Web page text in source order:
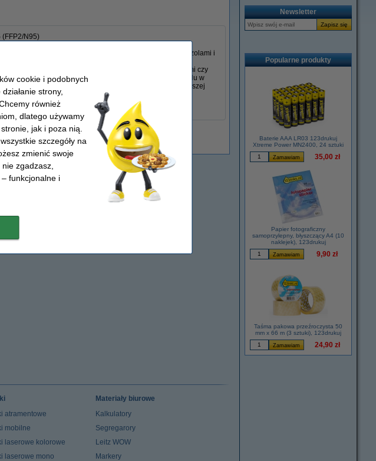
N95)
przed patogenami, wirusami, kurzem, wodnymi aerozolami i
użytku, którą należy zdjąć po 8 godzinach ciągłego
na kontakt z czynnikami zakaźnymi tj. bakteriami, wirusami czy
ochronę ograniczającą możliwość zakażenia się personelu w
systemu ochrony indywidualnej zależna jest w największej
i zaleceń.
Newsletter
Popularne produkty
Baterie AAA LR03 123drukuj
Xtreme Power MN2400, 24 sztuki
35,00 zł
Papier fotograficzny
samoprzylepny, błyszczący A4 (10
naklejek), 123drukuj
9,90 zł
Taśma pakowa przeźroczysta 50
mm x 66 m (3 sztuki), 123drukuj
24,90 zł
atramentowe
mobilne
laserowe kolorowe
laserowe mono
Materiały biurowe
Kalkulatory
Segregarory
Leitz WOW
Markery
cookie i podobnych
strony,
również
dlatego używamy
jak i poza nią.
szczegóły na
zmienić swoje
zgadzasz,
funkcjonalne i